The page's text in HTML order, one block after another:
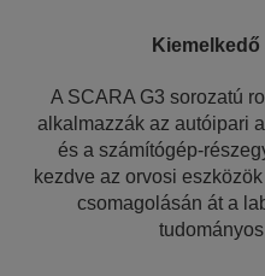
A SCARA G3 sorozatú
alkalmazzák az autóipari
és a számítógép-
kezdve az orvosi
csomagolásán át a